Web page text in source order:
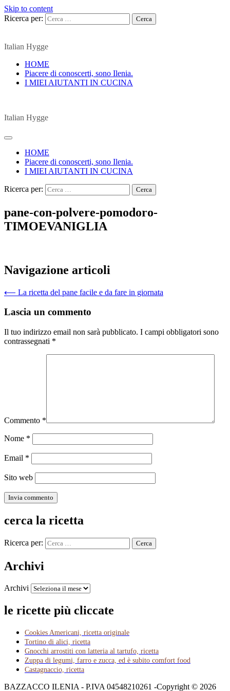
Skip to content
Ricerca per:
Italian Hygge
HOME
Piacere di conoscerti, sono Ilenia.
I MIEI AIUTANTI IN CUCINA
Italian Hygge
HOME
Piacere di conoscerti, sono Ilenia.
I MIEI AIUTANTI IN CUCINA
Ricerca per:
pane-con-polvere-pomodoro-
TIMOEVANIGLIA
Navigazione articoli
⟵ La ricetta del pane facile e da fare in giornata
Lascia un commento
Il tuo indirizzo email non sarà pubblicato. I campi obbligatori sono
contrassegnati *
Commento *
Nome *
Email *
Sito web
cerca la ricetta
Ricerca per:
Archivi
Archivi
le ricette più cliccate
Cookies Americani, ricetta originale
Tortino di alici, ricetta
Gnocchi arrostiti con latteria al tartufo, ricetta
Zuppa di legumi, farro e zucca, ed è subito comfort food
Castagnaccio, ricetta
BAZZACCO ILENIA - P.IVA 04548210261 -Copyright © 2026